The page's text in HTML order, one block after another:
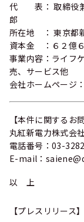
代 表： 取締役
郎
所在地 ： 東京都
資本金 ：６２億
事業内容：ライフ
売、サービス他
会社ホームページ：
【本件に関するお
丸紅新電力株式会
電話番号：03-
E-mail：
以 上
【プレスリリース】